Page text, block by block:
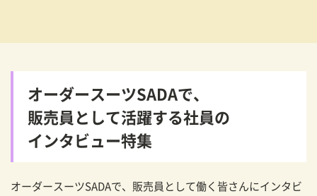
オーダースーツSADAで、
販売員として活躍する社員の
インタビュー特集
オーダースーツSADAで、販売員として働く皆さんにインタビ